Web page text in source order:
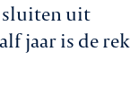
sluiten uit
jaar is de rek